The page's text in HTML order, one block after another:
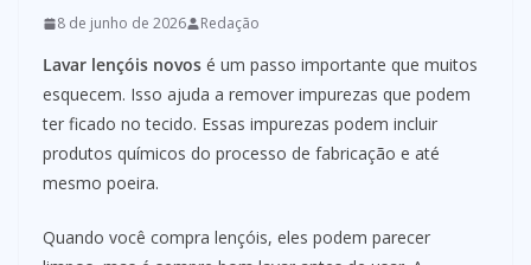
8 de junho de 2026 Redação
Lavar lençóis novos é um passo importante que muitos
esquecem. Isso ajuda a remover impurezas que podem
ter ficado no tecido. Essas impurezas podem incluir
produtos químicos do processo de fabricação e até
mesmo poeira.
Quando você compra lençóis, eles podem parecer